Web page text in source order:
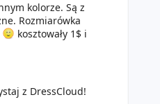
kolorze. Są z
Rozmiarówka
kosztowały 1$ i
z DressCloud!